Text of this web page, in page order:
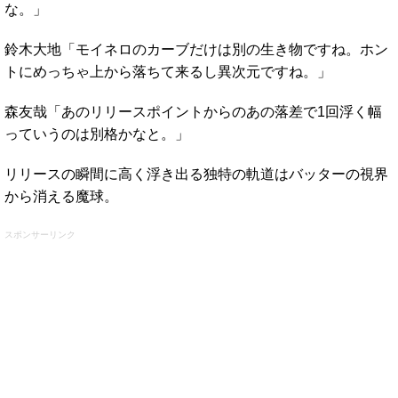
な。」
鈴木大地「モイネロのカーブだけは別の生き物ですね。ホン
トにめっちゃ上から落ちて来るし異次元ですね。」
森友哉「あのリリースポイントからのあの落差で1回浮く幅
っていうのは別格かなと。」
リリースの瞬間に高く浮き出る独特の軌道はバッターの視界
から消える魔球。
スポンサーリンク